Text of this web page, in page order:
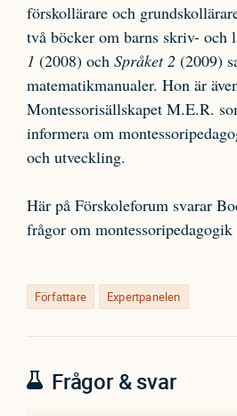
förskollärare och
två böcker om barns skriv- och
1 (2008) och Språket 2 (2009)
matematikmanualer. Hon är
Montessorisällskapet M.E.R.
informera om
och utveckling.
Här på Förskoleforum svarar
frågor om
Författare Expertpanelen
Frågor & svar